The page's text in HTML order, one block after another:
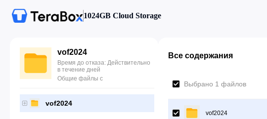
1024GB Cloud Storage
vof2024
Время до отказа: Действительно
в течение дней
Общие файлы с
vof2024
Все содержания
Выбрано 1 файлов
vof2024